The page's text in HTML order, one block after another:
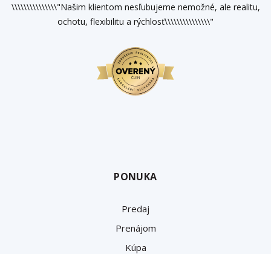
\\\\\\\\\\\\\\\"Našim klientom nesľubujeme nemožné, ale realitu,
ochotu, flexibilitu a rýchlosť\\\\\\\\\\\\\\\"
PONUKA
Predaj
Prenájom
Kúpa